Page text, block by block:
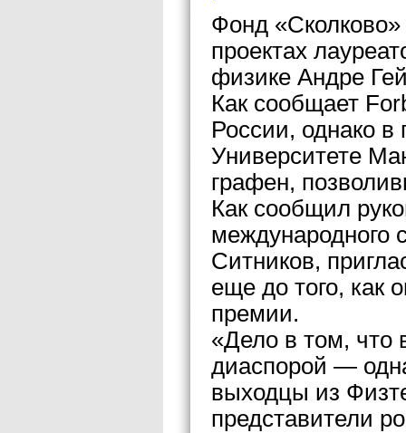
Фонд «Сколково»
проектах
физике Андре
Как сообщает
России, однако
Университете
графен,
Как сообщил
международного
Ситников,
еще до того, как
премии.
«Дело в том, что
диаспорой —
выходцы из
представители